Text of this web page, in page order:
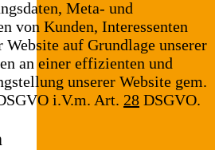
Meta- und
von Kunden, Interessenten
Website auf Grundlage unserer
an einer effizienten und
unserer Website gem.
i.V.m. Art. 28 DSGVO.